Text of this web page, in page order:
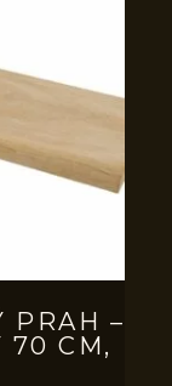
PRAH –
70 CM,